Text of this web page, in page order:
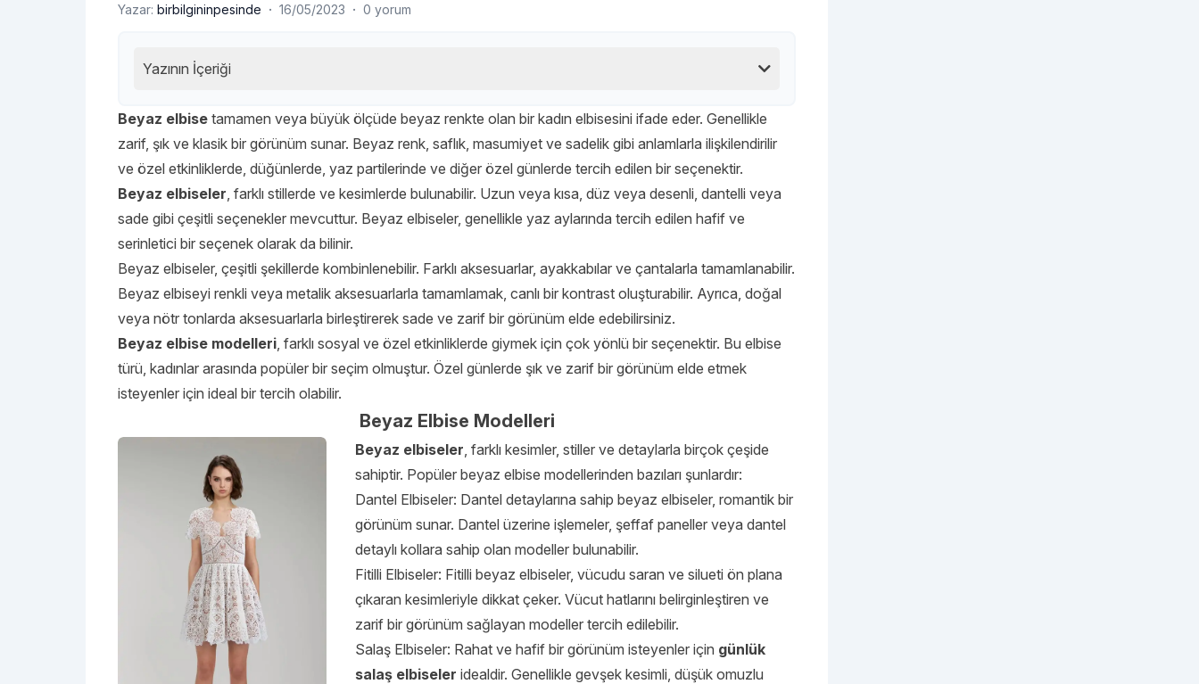
Yazar: birbilgininpesinde · 16/05/2023 · 0 yorum
Yazının İçeriği
Beyaz elbise tamamen veya büyük ölçüde beyaz renkte olan bir kadın elbisesini ifade eder. Genellikle
zarif, şık ve klasik bir görünüm sunar. Beyaz renk, saflık, masumiyet ve sadelik gibi anlamlarla ilişkilendirilir
ve özel etkinliklerde, düğünlerde, yaz partilerinde ve diğer özel günlerde tercih edilen bir seçenektir.
Beyaz elbiseler, farklı stillerde ve kesimlerde bulunabilir. Uzun veya kısa, düz veya desenli, dantelli veya
sade gibi çeşitli seçenekler mevcuttur. Beyaz elbiseler, genellikle yaz aylarında tercih edilen hafif ve
serinletici bir seçenek olarak da bilinir.
Beyaz elbiseler, çeşitli şekillerde kombinlenebilir. Farklı aksesuarlar, ayakkabılar ve çantalarla tamamlanabilir.
Beyaz elbiseyi renkli veya metalik aksesuarlarla tamamlamak, canlı bir kontrast oluşturabilir. Ayrıca, doğal
veya nötr tonlarda aksesuarlarla birleştirerek sade ve zarif bir görünüm elde edebilirsiniz.
Beyaz elbise modelleri, farklı sosyal ve özel etkinliklerde giymek için çok yönlü bir seçenektir. Bu elbise
türü, kadınlar arasında popüler bir seçim olmuştur. Özel günlerde şık ve zarif bir görünüm elde etmek
isteyenler için ideal bir tercih olabilir.
Beyaz Elbise Modelleri
Beyaz elbiseler, farklı kesimler, stiller ve detaylarla birçok çeşide
sahiptir. Popüler beyaz elbise modellerinden bazıları şunlardır:
Dantel Elbiseler: Dantel detaylarına sahip beyaz elbiseler, romantik bir
görünüm sunar. Dantel üzerine işlemeler, şeffaf paneller veya dantel
detaylı kollara sahip olan modeller bulunabilir.
Fitilli Elbiseler: Fitilli beyaz elbiseler, vücudu saran ve silueti ön plana
çıkaran kesimleriyle dikkat çeker. Vücut hatlarını belirginleştiren ve
zarif bir görünüm sağlayan modeller tercih edilebilir.
Salaş Elbiseler: Rahat ve hafif bir görünüm isteyenler için günlük
salaş elbiseler idealdir. Genellikle gevşek kesimli, düşük omuzlu